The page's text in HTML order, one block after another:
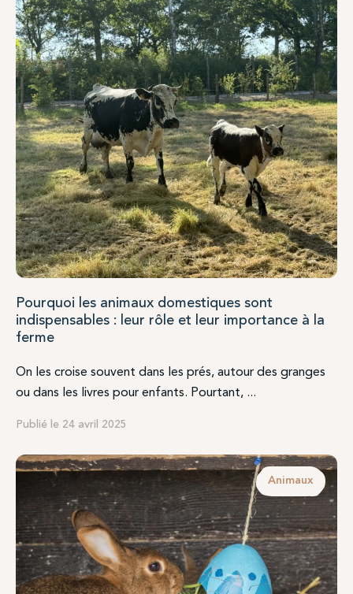
Pourquoi les animaux domestiques sont
indispensables : leur rôle et leur importance à la
ferme
On les croise souvent dans les prés, autour des granges
ou dans les livres pour enfants. Pourtant, ...
Publié le 24 avril 2025
Animaux